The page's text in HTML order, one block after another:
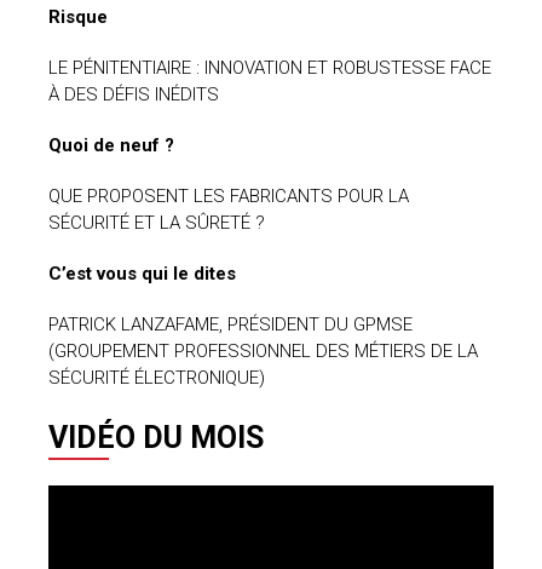
Risque
LE PÉNITENTIAIRE : INNOVATION ET ROBUSTESSE FACE
À DES DÉFIS INÉDITS
Quoi de neuf ?
QUE PROPOSENT LES FABRICANTS POUR LA
SÉCURITÉ ET LA SÛRETÉ ?
C’est vous qui le dites
PATRICK LANZAFAME, PRÉSIDENT DU GPMSE
(GROUPEMENT PROFESSIONNEL DES MÉTIERS DE LA
SÉCURITÉ ÉLECTRONIQUE)
VIDÉO DU MOIS